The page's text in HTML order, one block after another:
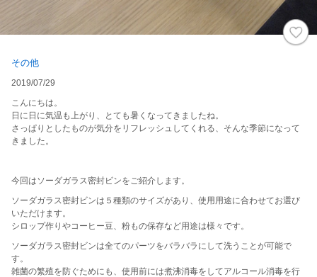
その他
2019/07/29
こんにちは。
日に日に気温も上がり、とても暑くなってきましたね。
さっぱりとしたものが気分をリフレッシュしてくれる、そんな季節になって
きました。
今回はソーダガラス密封ビンをご紹介します。
ソーダガラス密封ビンは５種類のサイズがあり、使用用途に合わせてお選び
いただけます。
シロップ作りやコーヒー豆、粉もの保存など用途は様々です。
ソーダガラス密封ビンは全てのパーツをバラバラにして洗うことが可能で
す。
雑菌の繁殖を防ぐためにも、使用前には煮沸消毒をしてアルコール消毒を行